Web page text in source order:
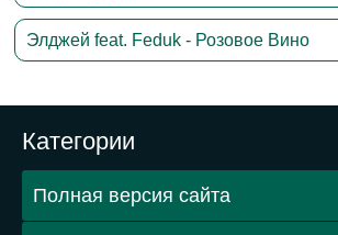
Элджей feat. Feduk - Розовое Вино
Категории
Полная версия сайта